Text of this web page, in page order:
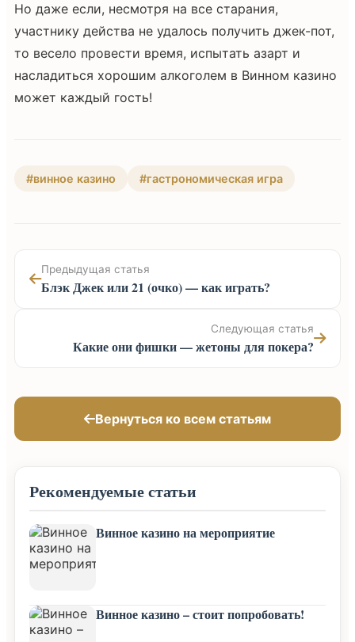
Но даже если, несмотря на все старания,
участнику действа не удалось получить джек-пот,
то весело провести время, испытать азарт и
насладиться хорошим алкоголем в Винном казино
может каждый гость!
#винное казино #гастрономическая игра
Предыдущая статья
Блэк Джек или 21 (очко) — как играть?
Следующая статья
Какие они фишки — жетоны для покера?
Вернуться ко всем статьям
Рекомендуемые статьи
Винное казино на мероприятие
Винное казино – стоит попробовать!